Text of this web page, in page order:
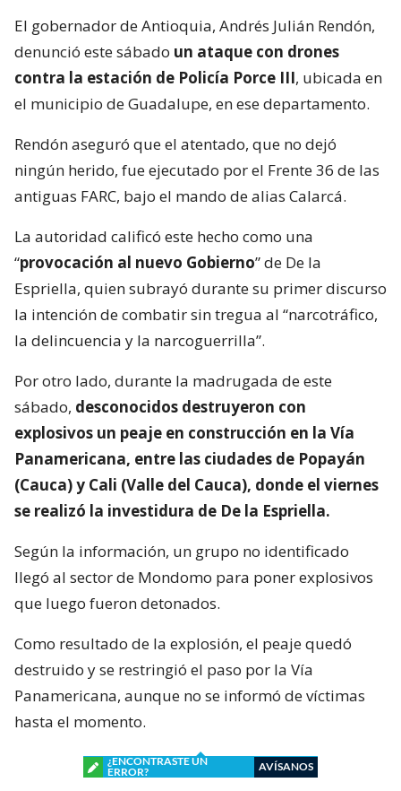
El gobernador de Antioquia, Andrés Julián Rendón,
denunció este sábado un ataque con drones
contra la estación de Policía Porce III, ubicada en
el municipio de Guadalupe, en ese departamento.
Rendón aseguró que el atentado, que no dejó
ningún herido, fue ejecutado por el Frente 36 de las
antiguas FARC, bajo el mando de alias Calarcá.
La autoridad calificó este hecho como una
“provocación al nuevo Gobierno” de De la
Espriella, quien subrayó durante su primer discurso
la intención de combatir sin tregua al “narcotráfico,
la delincuencia y la narcoguerrilla”.
Por otro lado, durante la madrugada de este
sábado, desconocidos destruyeron con
explosivos un peaje en construcción en la Vía
Panamericana, entre las ciudades de Popayán
(Cauca) y Cali (Valle del Cauca), donde el viernes
se realizó la investidura de De la Espriella.
Según la información, un grupo no identificado
llegó al sector de Mondomo para poner explosivos
que luego fueron detonados.
Como resultado de la explosión, el peaje quedó
destruido y se restringió el paso por la Vía
Panamericana, aunque no se informó de víctimas
hasta el momento.
¿ENCONTRASTE UN
ERROR?
AVÍSANOS